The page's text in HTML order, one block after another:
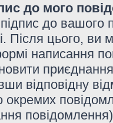
до мого
до вашого
Після цього, ви
написання
відповідну
окремих